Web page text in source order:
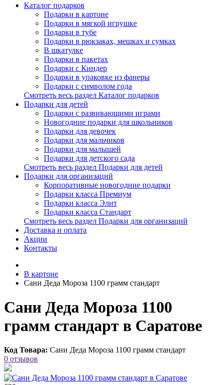
Каталог подарков
Подарки в картоне
Подарки в мягкой игрушке
Подарки в тубе
Подарки в рюкзаках, мешках и сумках
В шкатулке
Подарки в пакетах
Подарки с Киндер
Подарки в упаковке из фанеры
Подарки с символом года
Смотреть весь раздел Каталог подарков
Подарки для детей
Подарки с развивающими играми
Новогодние подарки для школьников
Подарки для девочек
Подарки для мальчиков
Подарки для малышей
Подарки для детского сада
Смотреть весь раздел Подарки для детей
Подарки для организаций
Корпоративные новогодние подарки
Подарки класса Премиум
Подарки класса Элит
Подарки класса Стандарт
Смотреть весь раздел Подарки для организаций
Доставка и оплата
Акции
Контакты
В картоне
Сани Деда Мороза 1100 грамм стандарт
Сани Деда Мороза 1100
грамм стандарт в Саратове
Код Товара: Сани Деда Мороза 1100 грамм стандарт
0 отзывов